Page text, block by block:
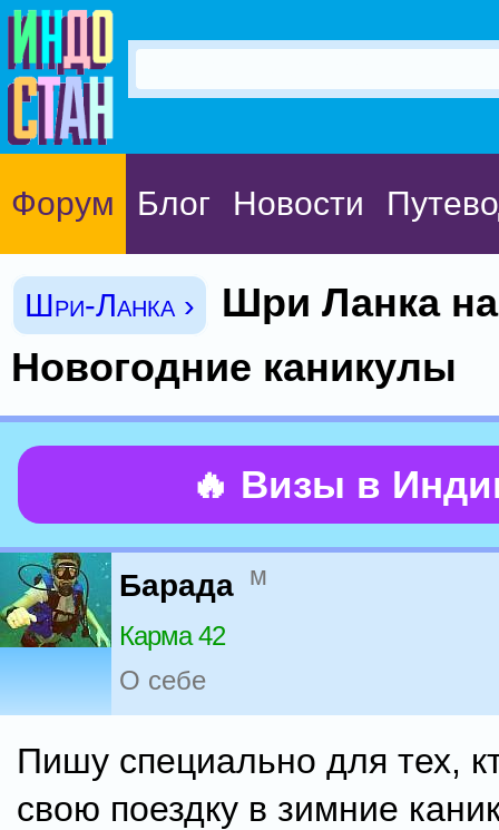
Форум Блог Новости
Шри-Ланка ›
Шри Ланка на
Новогодние каникулы
🔥 Визы в
Барада м
Карма 42
О себе
Пишу специально для тех,
свою поездку в зимние